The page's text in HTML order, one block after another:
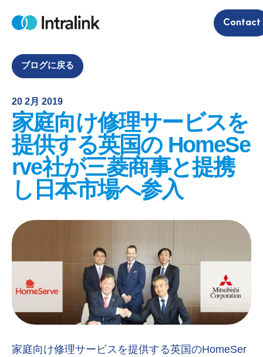
H
e
Contact
ブログに戻る
20 2月 2019
家庭向け修理サービスを
提供する英国の HomeSe
rve社が三菱商事と提携
し日本市場へ参入
家庭向け修理サービスを提供する英国のHomeSer